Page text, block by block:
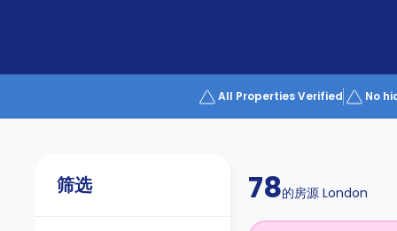
All Properties Verified No
筛选 78的房源 London